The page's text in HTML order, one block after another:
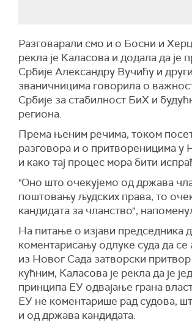
Разговарали смо и о Босни и
рекла је Каласова и додала да је
Србије Александру Вучићу и
званичницима говорила о
Србије за стабилност БиХ и
региона.
Према њеним речима, током
разговора и о притвореницима у
и како тај процес мора бити
"Оно што очекујемо од држава
поштовању људских права, то
кандидата за чланство",
На питање о изјави председника
коментарисању одлуке суда да се
из Новог Сада затворски
кућним, Каласова је рекла да је
принципа ЕУ одвајање грана
ЕУ не коментарише рад судова,
и од држава кандидата.